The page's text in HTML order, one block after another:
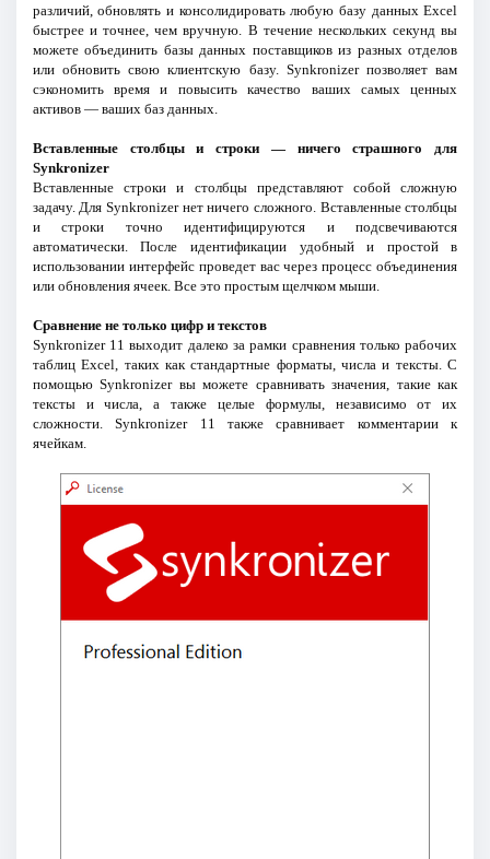
различий, обновлять и консолидировать любую базу данных Excel
быстрее и точнее, чем вручную. В течение нескольких секунд вы
можете объединить базы данных поставщиков из разных отделов
или обновить свою клиентскую базу. Synkronizer позволяет вам
сэкономить время и повысить качество ваших самых ценных
активов — ваших баз данных.
Вставленные столбцы и строки — ничего страшного для
Synkronizer
Вставленные строки и столбцы представляют собой сложную
задачу. Для Synkronizer нет ничего сложного. Вставленные столбцы
и строки точно идентифицируются и подсвечиваются
автоматически. После идентификации удобный и простой в
использовании интерфейс проведет вас через процесс объединения
или обновления ячеек. Все это простым щелчком мыши.
Сравнение не только цифр и текстов
Synkronizer 11 выходит далеко за рамки сравнения только рабочих
таблиц Excel, таких как стандартные форматы, числа и тексты. С
помощью Synkronizer вы можете сравнивать значения, такие как
тексты и числа, а также целые формулы, независимо от их
сложности. Synkronizer 11 также сравнивает комментарии к
ячейкам.